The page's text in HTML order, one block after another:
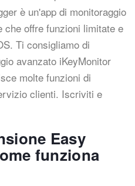
è un'app di monitoraggio
che offre funzioni limitate e
Ti consigliamo di
avanzato iKeyMonitor
molte funzioni di
clienti. Iscriviti e
Easy
funziona